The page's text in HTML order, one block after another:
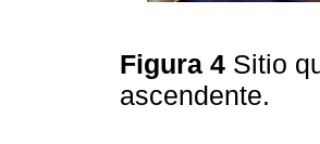
Figura 4 Sitio
ascendente.